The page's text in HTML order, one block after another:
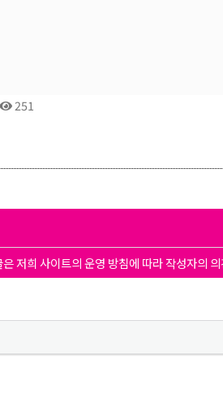
251
저희 사이트의 운영 방침에 따라 작성자의